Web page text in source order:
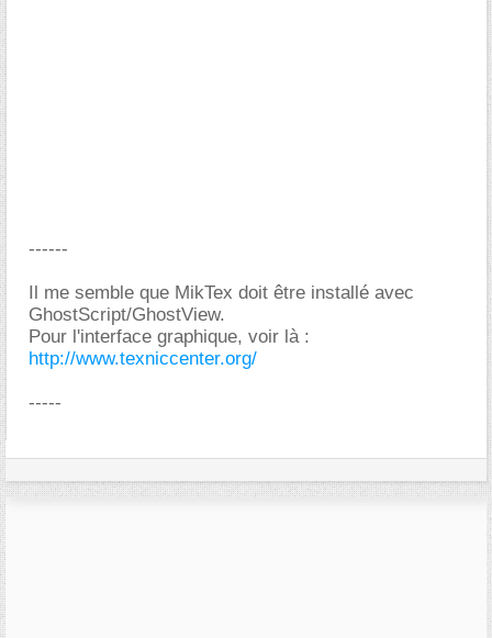
------
Il me semble que MikTex doit être installé avec
GhostScript/GhostView.
Pour l'interface graphique, voir là :
http://www.texniccenter.org/
-----